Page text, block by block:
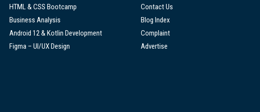
HTML & CSS Bootcamp
Business Analysis
Android 12 & Kotlin Development
Figma – UI/UX Design
Contact Us
Blog Index
Complaint
Advertise